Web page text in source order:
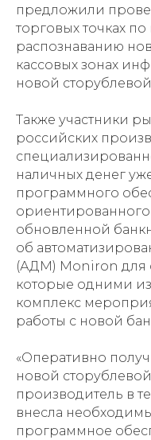
предложили
торговых точках
распознаванию
кассовых зонах
новой
Также участники
российских
наличных денег
программного
обновленной
об
(АДМ) Moniron для
которые одними
комплекс
работы с новой
«Оперативно
новой
производитель в
внесла
программное